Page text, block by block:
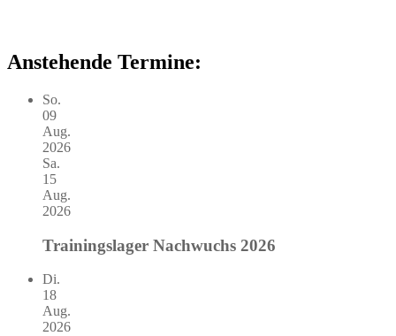
Anstehende Termine:
So.
09
Aug.
2026
Sa.
15
Aug.
2026
Trainingslager Nachwuchs 2026
Di.
18
Aug.
2026